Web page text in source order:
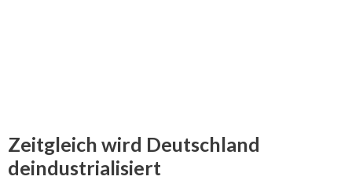
Zeitgleich wird Deutschland
deindustrialisiert